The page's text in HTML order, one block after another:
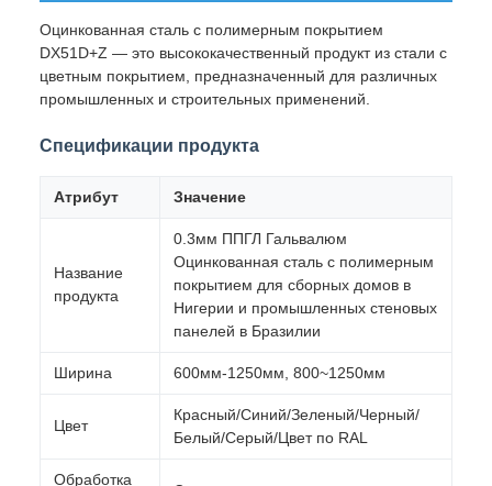
Оцинкованная сталь с полимерным покрытием
DX51D+Z — это высококачественный продукт из стали с
цветным покрытием, предназначенный для различных
промышленных и строительных применений.
Спецификации продукта
Атрибут Значение
Название
продукта
0.3мм ППГЛ Гальвалюм
Оцинкованная сталь с полимерным
покрытием для сборных домов в
Нигерии и промышленных стеновых
панелей в Бразилии
Ширина 600мм-1250мм, 800~1250мм
Цвет
Красный/Синий/Зеленый/Черный/
Белый/Серый/Цвет по RAL
Обработка